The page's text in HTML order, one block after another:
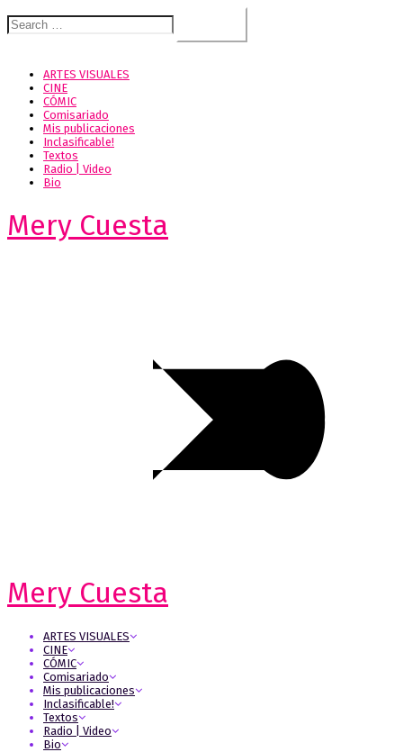
Search
for:
ARTES VISUALES
CINE
CÓMIC
Comisariado
Mis publicaciones
Inclasificable!
Textos
Radio | Video
Bio
Mery Cuesta
Mery Cuesta
ARTES VISUALES
CINE
CÓMIC
Comisariado
Mis publicaciones
Inclasificable!
Textos
Radio | Video
Bio